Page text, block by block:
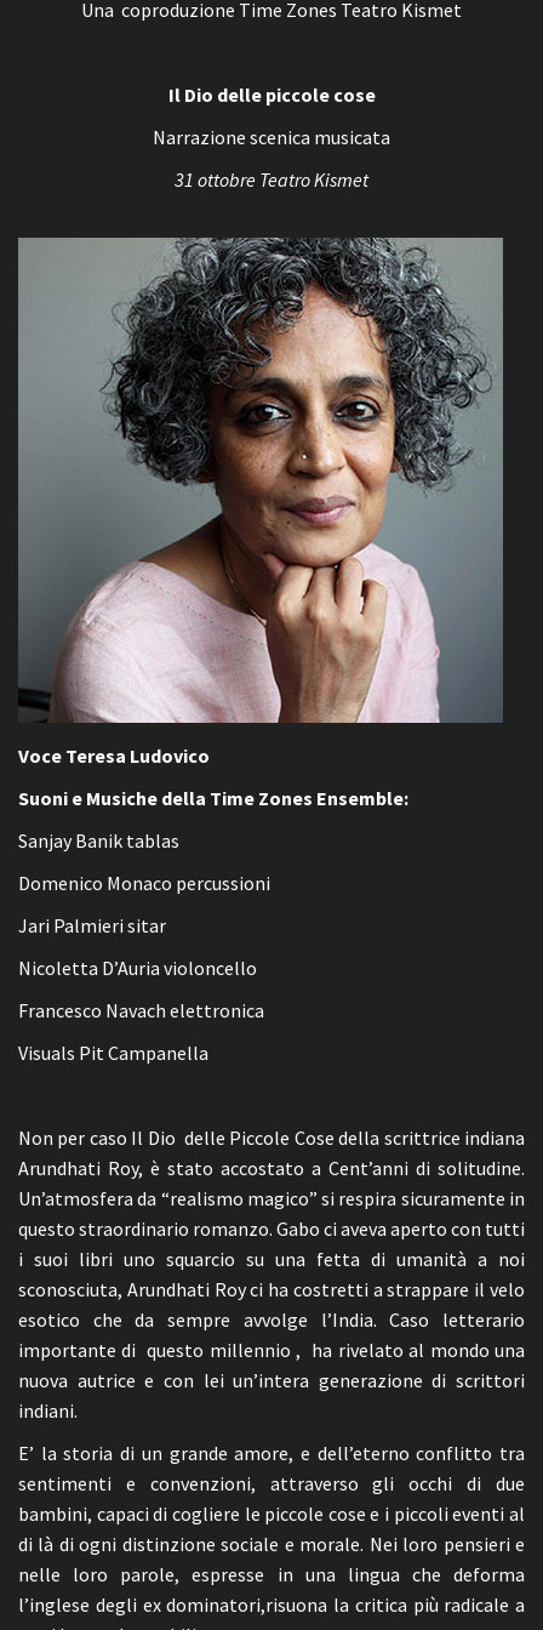
Una coproduzione Time Zones Teatro Kismet
Il Dio delle piccole cose
Narrazione scenica musicata
31 ottobre Teatro Kismet
Voce Teresa Ludovico
Suoni e Musiche della Time Zones Ensemble:
Sanjay Banik tablas
Domenico Monaco percussioni
Jari Palmieri sitar
Nicoletta D’Auria violoncello
Francesco Navach elettronica
Visuals Pit Campanella
Non per caso Il Dio delle Piccole Cose della scrittrice indiana
Arundhati Roy, è stato accostato a Cent’anni di solitudine.
Un’atmosfera da “realismo magico” si respira sicuramente in
questo straordinario romanzo. Gabo ci aveva aperto con tutti
i suoi libri uno squarcio su una fetta di umanità a noi
sconosciuta, Arundhati Roy ci ha costretti a strappare il velo
esotico che da sempre avvolge l’India. Caso letterario
importante di questo millennio , ha rivelato al mondo una
nuova autrice e con lei un’intera generazione di scrittori
indiani.
E’ la storia di un grande amore, e dell’eterno conflitto tra
sentimenti e convenzioni, attraverso gli occhi di due
bambini, capaci di cogliere le piccole cose e i piccoli eventi al
di là di ogni distinzione sociale e morale. Nei loro pensieri e
nelle loro parole, espresse in una lingua che deforma
l’inglese degli ex dominatori,risuona la critica più radicale a